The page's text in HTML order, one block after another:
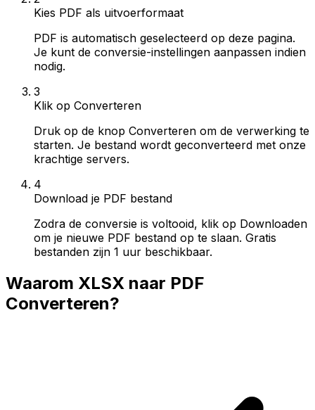
Kies PDF als uitvoerformaat
PDF is automatisch geselecteerd op deze pagina.
Je kunt de conversie-instellingen aanpassen indien
nodig.
3
Klik op Converteren
Druk op de knop Converteren om de verwerking te
starten. Je bestand wordt geconverteerd met onze
krachtige servers.
4
Download je PDF bestand
Zodra de conversie is voltooid, klik op Downloaden
om je nieuwe PDF bestand op te slaan. Gratis
bestanden zijn 1 uur beschikbaar.
Waarom XLSX naar PDF
Converteren?